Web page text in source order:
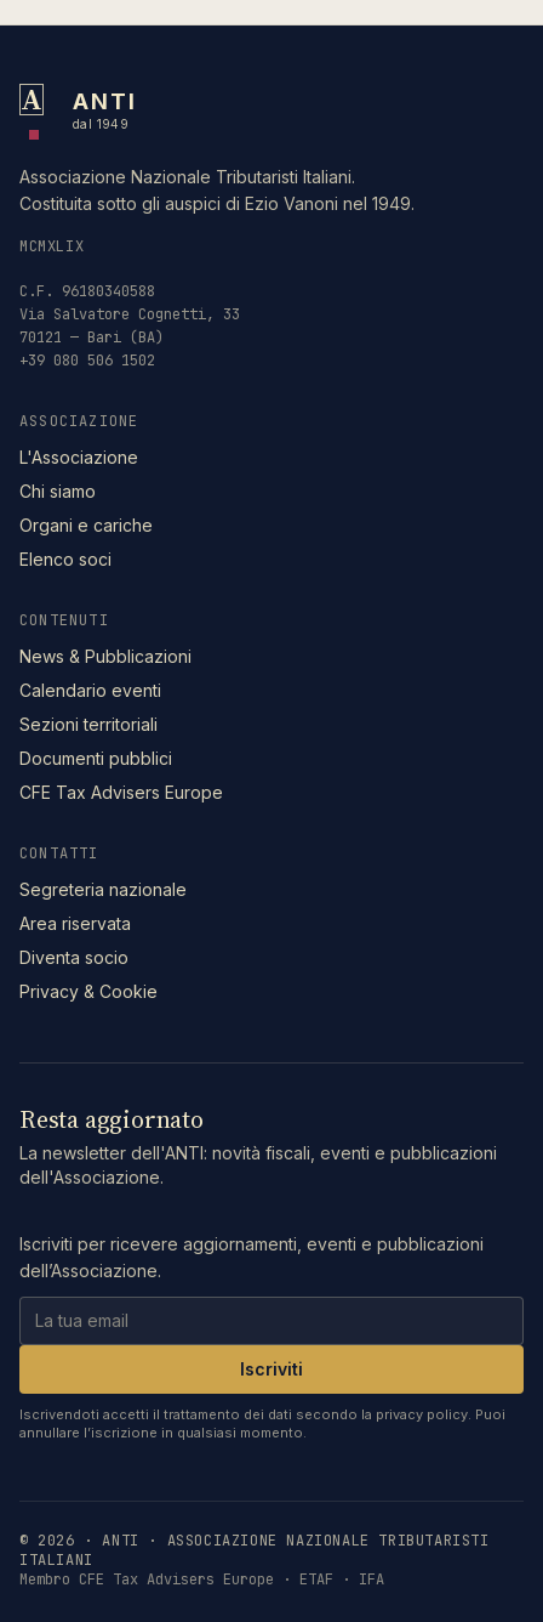
A ANTI
dal 1949
Associazione Nazionale Tributaristi Italiani.
Costituita sotto gli auspici di Ezio Vanoni nel 1949.
MCMXLIX
C.F. 96180340588
Via Salvatore Cognetti, 33
70121 — Bari (BA)
+39 080 506 1502
ASSOCIAZIONE
L'Associazione
Chi siamo
Organi e cariche
Elenco soci
CONTENUTI
News & Pubblicazioni
Calendario eventi
Sezioni territoriali
Documenti pubblici
CFE Tax Advisers Europe
CONTATTI
Segreteria nazionale
Area riservata
Diventa socio
Privacy & Cookie
Resta aggiornato
La newsletter dell'ANTI: novità fiscali, eventi e pubblicazioni
dell'Associazione.
Iscriviti per ricevere aggiornamenti, eventi e pubblicazioni
dell’Associazione.
Iscriviti
Iscrivendoti accetti il trattamento dei dati secondo la privacy policy. Puoi
annullare l’iscrizione in qualsiasi momento.
© 2026 · ANTI · ASSOCIAZIONE NAZIONALE TRIBUTARISTI
ITALIANI
Membro CFE Tax Advisers Europe · ETAF · IFA